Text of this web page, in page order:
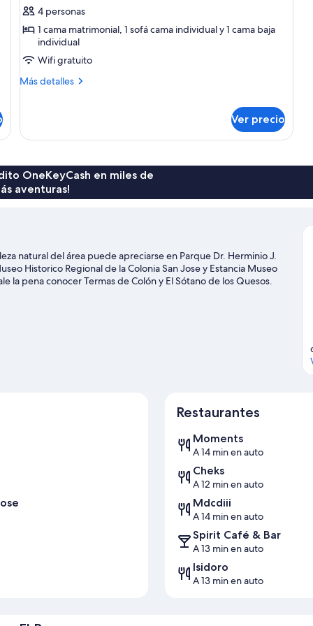
de
Departamento
básico
4 personas
1 cama matrimonial, 1 sofá cama individual y 1 cama baja
individual
Wifi gratuito
Más detalles
Más
básico
Ver precio
OneKeyCash en miles de
aventuras!
natural del área puede apreciarse en Parque Dr. Herminio J.
Historico Regional de la Colonia San Jose y Estancia Museo
la pena conocer Termas de Colón y El Sótano de los Quesos.
Restaurantes
Moments
A 14 min en auto
Cheks
A 12 min en auto
Mdcdiii
A 14 min en auto
Spirit Café & Bar
A 13 min en auto
Isidoro
A 13 min en auto